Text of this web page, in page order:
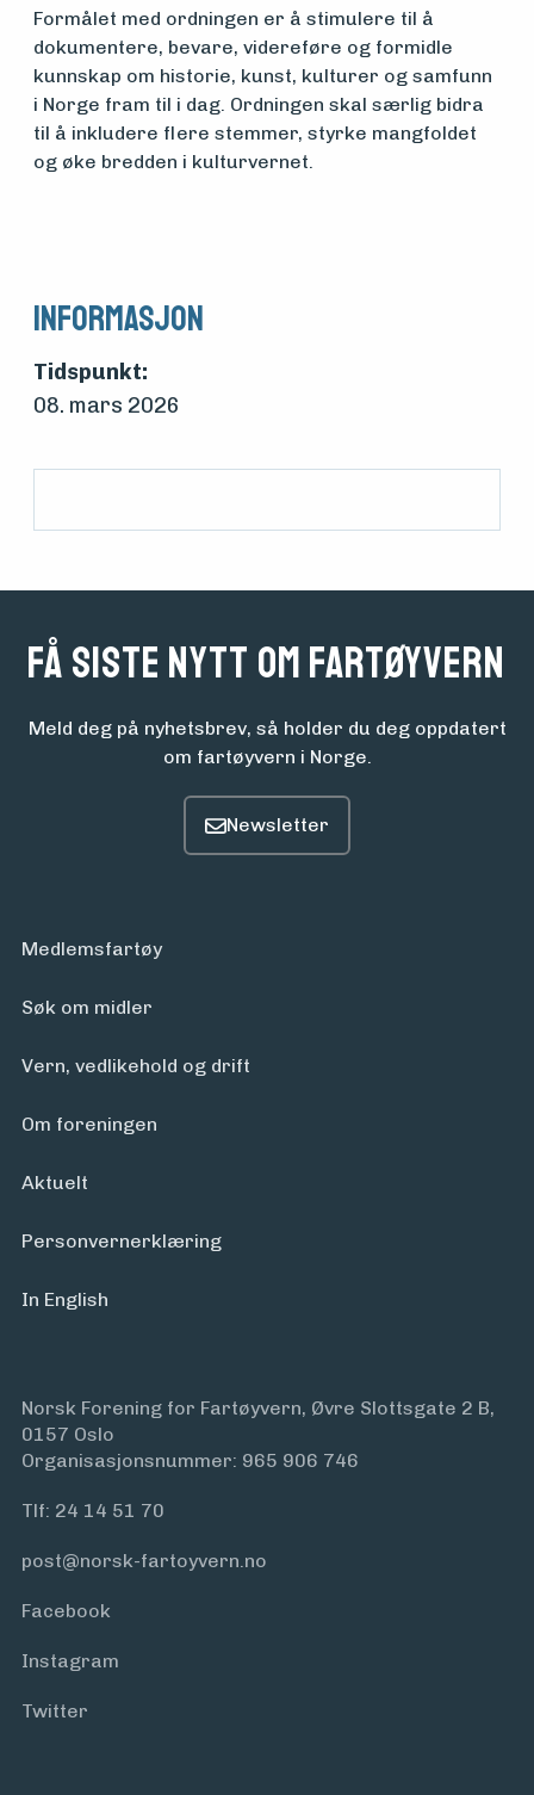
vedlikehold
og drift
Om
Aktuelt
Arrangementer
Formålet med ordningen er å stimulere til å
dokumentere, bevare, videreføre og formidle
kunnskap om historie, kunst, kulturer og samfunn
i Norge fram til i dag. Ordningen skal særlig bidra
til å inkludere flere stemmer, styrke mangfoldet
og øke bredden i kulturvernet.
Informasjon
Tidspunkt:
08. mars 2026
Få siste nytt om fartøyvern
Meld deg på nyhetsbrev, så holder du deg oppdatert
om fartøyvern i Norge.
Medlemsfartøy
Søk om midler
Vern, vedlikehold og drift
Om foreningen
Aktuelt
Personvern­erklæring
In English
Norsk Forening for Fartøyvern, Øvre Slottsgate 2 B,
0157 Oslo
Organisasjonsnummer: 965 906 746
Tlf: 24 14 51 70
post@norsk-fartoyvern.no
Facebook
Instagram
Twitter